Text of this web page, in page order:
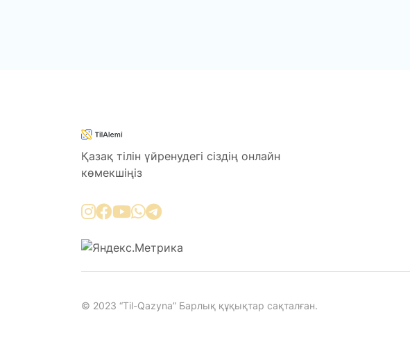
Қазақ тілін үйренудегі сіздің онлайн
көмекшіңіз
© 2023 “Til-Qazyna” Барлық құқықтар сақталған.